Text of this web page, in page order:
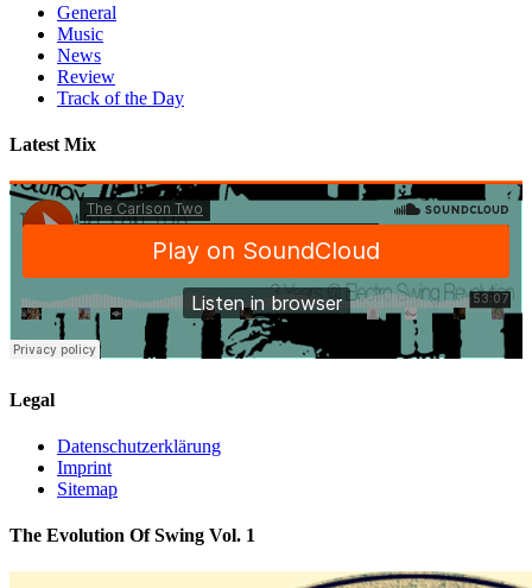
General
Music
News
Review
Track of the Day
Latest Mix
Legal
Datenschutzerklärung
Imprint
Sitemap
The Evolution Of Swing Vol. 1